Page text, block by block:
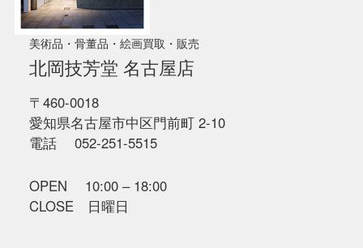
美術品・骨董品・絵画買取・販売
北岡技芳堂 名古屋店
〒460-0018
愛知県名古屋市中区門前町 2-10
電話 052-251-5515
OPEN 10:00 – 18:00
CLOSE 日曜日